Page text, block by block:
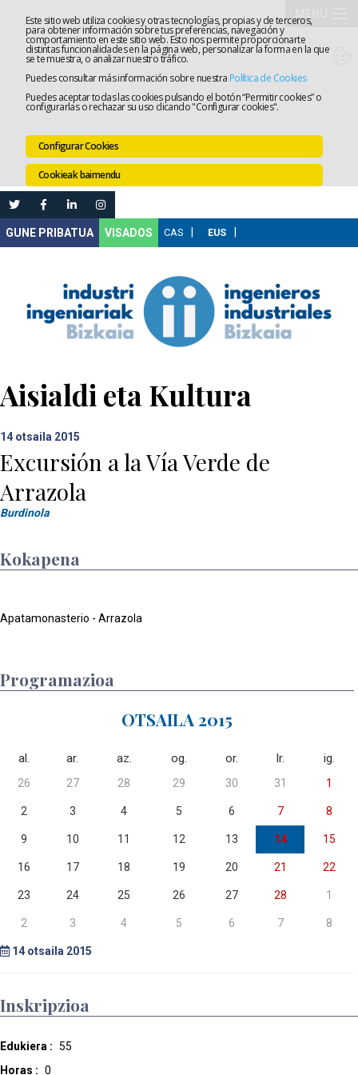
Este sitio web utiliza cookies y otras tecnologías, propias y de terceros,
para obtener información sobre tus preferencias, navegación y
comportamiento en este sitio web. Esto nos permite proporcionarte
distintas funcionalidades en la página web, personalizar la forma en la que
se te muestra, o analizar nuestro tráfico.
Puedes consultar más información sobre nuestra Política de Cookies
Puedes aceptar todas las cookies pulsando el botón “Permitir cookies” o
configurarlas o rechazar su uso clicando "Configurar cookies".
Configurar Cookies
Cookieak baimendu
VISADOS
Aisialdi eta Kultura
14 otsaila 2015
Excursión a la Vía Verde de
Arrazola
Burdinola
Kokapena
Apatamonasterio - Arrazola
Programazioa
OTSAILA 2015
al. ar. az. og. or. lr. ig.
26 27 28 29 30 31 1
2 3 4 5 6 7 8
9 10 11 12 13 14 15
16 17 18 19 20 21 22
23 24 25 26 27 28 1
2 3 4 5 6 7 8
14 otsaila 2015
Inskripzioa
Edukiera : 55
Horas : 0
Elkargoa
Lanaren
Leihatila